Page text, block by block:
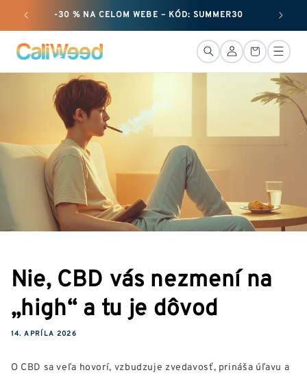
a prejsť
na obsah
-30 % NA CELOM WEBE – KÓD: SUMMER30
Pripojenie
Košík
Nie, CBD vás nezmení na
„high“ a tu je dôvod
14. APRÍLA 2026
O CBD sa veľa hovorí, vzbudzuje zvedavosť, prináša úľavu a